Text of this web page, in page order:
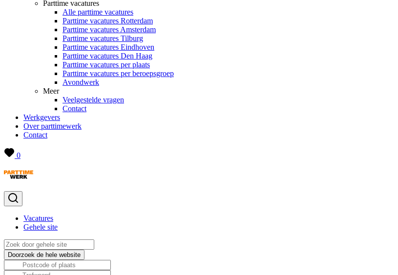
Parttime vacatures
Alle parttime vacatures
Parttime vacatures Rotterdam
Parttime vacatures Amsterdam
Parttime vacatures Tilburg
Parttime vacatures Eindhoven
Parttime vacatures Den Haag
Parttime vacatures per plaats
Parttime vacatures per beroepsgroep
Avondwerk
Meer
Veelgestelde vragen
Contact
Werkgevers
Over parttimewerk
Contact
0
Vacatures
Gehele site